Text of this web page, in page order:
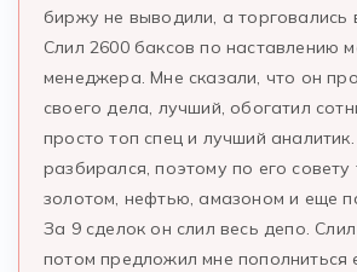
биржу не выводили, а торговались
Слил 2600 баксов по наставлению
менеджера. Мне сказали, что он
своего дела, лучший, обогатил
просто топ спец и лучший
разбирался, поэтому по его совету
золотом, нефтью, амазоном и еще
За 9 сделок он слил весь депо.
потом предложил мне пополниться